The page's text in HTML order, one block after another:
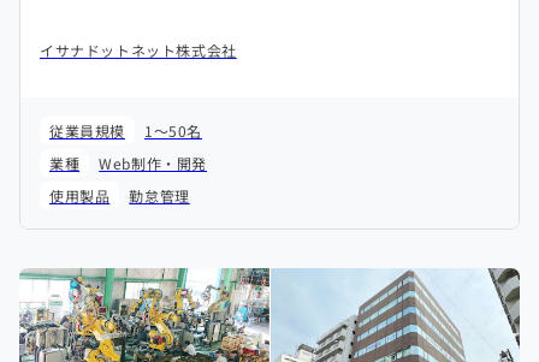
イサナドットネット株式会社
従業員規模
1～50名
業種
Web制作・開発
使用製品
勤怠管理